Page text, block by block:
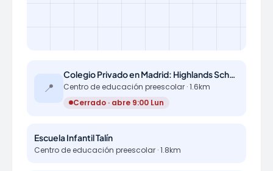
📍
Colegio Privado en Madrid: Highlands School Los Fresnos
Centro de educación preescolar · 1.6km
Cerrado · abre 9:00 Lun
Escuela Infantil Talín
Centro de educación preescolar · 1.8km